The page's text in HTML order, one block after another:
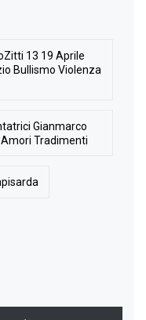
13 19 Aprile
Bullismo Violenza
Gianmarco
Tradimenti